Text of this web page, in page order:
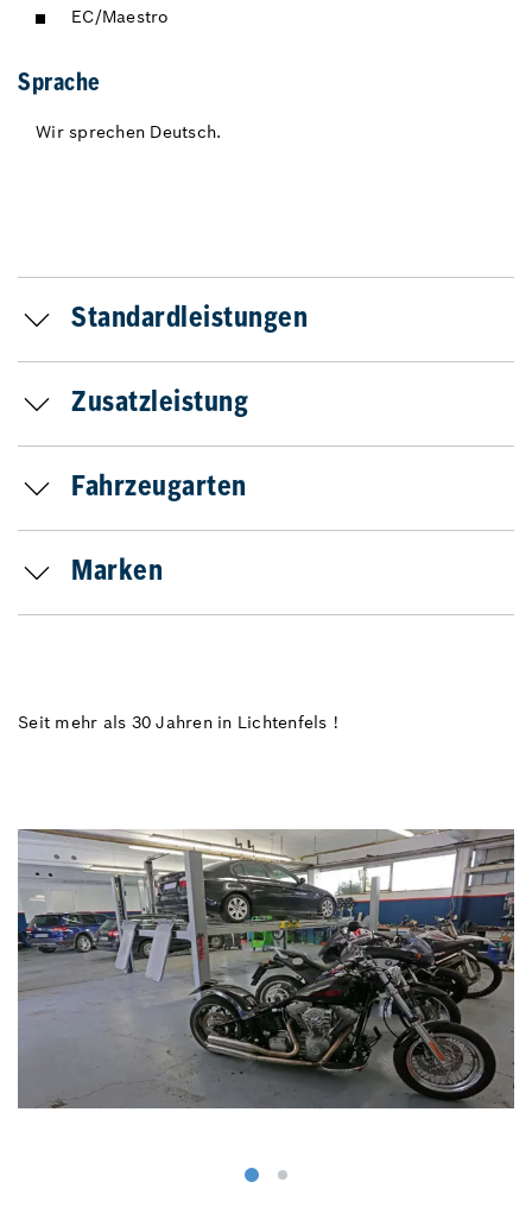
EC/Maestro
Sprache
Wir sprechen Deutsch.
Standardleistungen
Zusatzleistung
Fahrzeugarten
Marken
Seit mehr als 30 Jahren in Lichtenfels !